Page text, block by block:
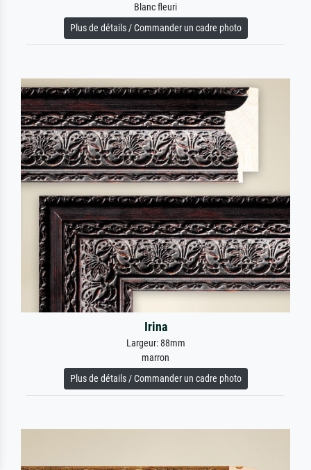
Blanc fleuri
Plus de détails / Commander un cadre photo
Irina
Largeur: 88mm
marron
Plus de détails / Commander un cadre photo